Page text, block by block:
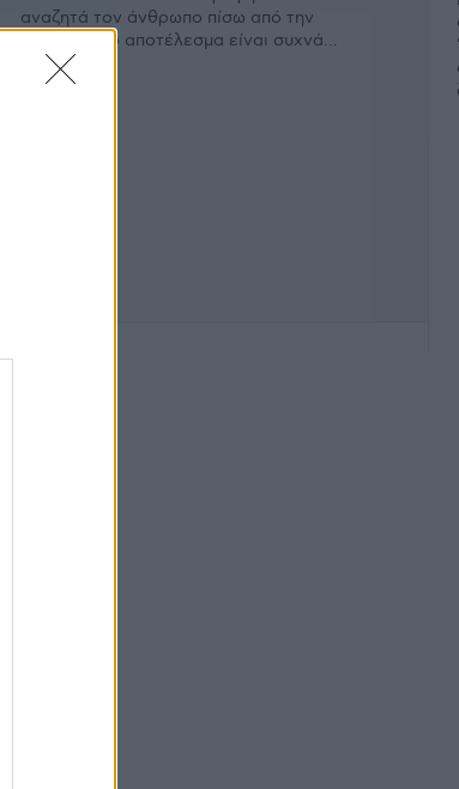
αναζητά τον άνθρωπο πίσω από την
περσόνα. Το αποτέλεσμα είναι συχνά...